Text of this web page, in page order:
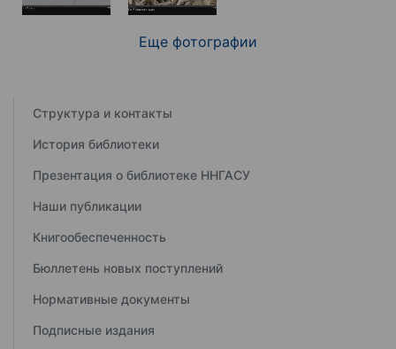
Еще фотографии
Структура и контакты
История библиотеки
Презентация о библиотеке ННГАСУ
Наши публикации
Книгообеспеченность
Бюллетень новых поступлений
Нормативные документы
Подписные издания